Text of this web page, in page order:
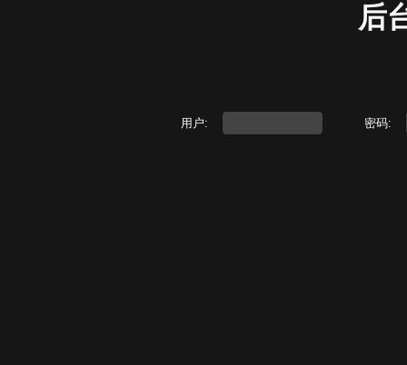
后
用户: 密码: